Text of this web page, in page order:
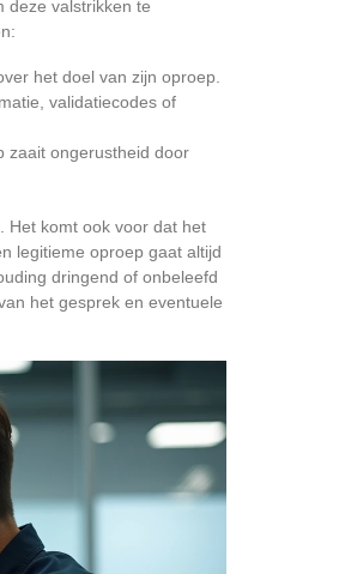
deze valstrikken te
het doel van zijn oproep.
validatiecodes of
zaait ongerustheid door
Het komt ook voor dat het
legitieme oproep gaat altijd
dringend of onbeleefd
het gesprek en eventuele